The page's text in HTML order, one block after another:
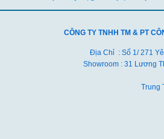
CÔNG TY TNHH TM & PT
Địa Chỉ : Số 1/ 271
Showroom : 31 Lương
Trung